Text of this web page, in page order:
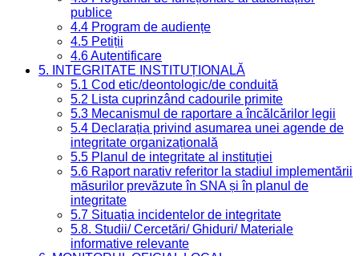
publice
4.4 Program de audiențe
4.5 Petiții
4.6 Autentificare
5. INTEGRITATE INSTITUȚIONALĂ
5.1 Cod etic/deontologic/de conduită
5.2 Lista cuprinzând cadourile primite
5.3 Mecanismul de raportare a încălcărilor legii
5.4 Declarația privind asumarea unei agende de
integritate organizațională
5.5 Planul de integritate al instituției
5.6 Raport narativ referitor la stadiul implementării
măsurilor prevăzute în SNA și în planul de
integritate
5.7 Situația incidentelor de integritate
5.8. Studii/ Cercetări/ Ghiduri/ Materiale
informative relevante